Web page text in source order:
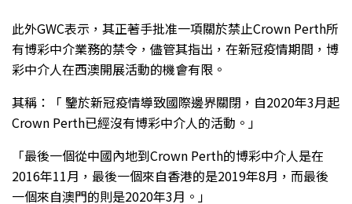
此外GWC表示，其正著手批准一項關於禁止Crown Perth所
有博彩中介業務的禁令，儘管其指出，在新冠疫情期間，博
彩中介人在西澳開展活動的機會有限。
其稱：「 鑒於新冠疫情導致國際邊界關閉，自2020年3月起
Crown Perth已經沒有博彩中介人的活動。」
「最後一個從中國內地到Crown Perth的博彩中介人是在
2016年11月，最後一個來自香港的是2019年8月，而最後
一個來自澳門的則是2020年3月。」